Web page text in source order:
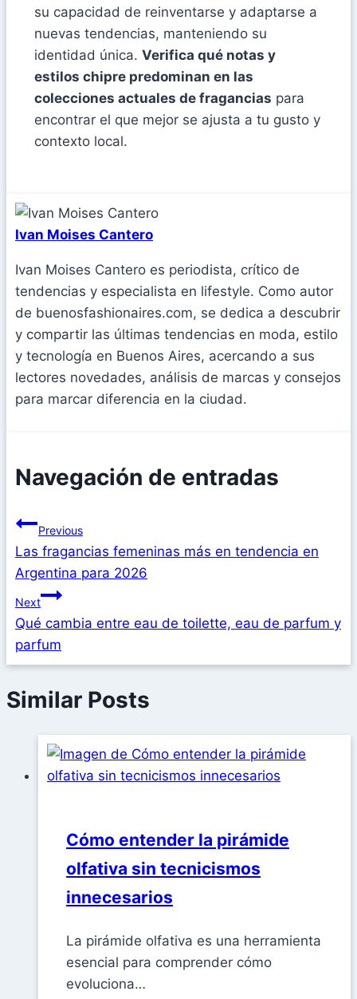
su capacidad de reinventarse y adaptarse a
nuevas tendencias, manteniendo su
identidad única. Verifica qué notas y
estilos chipre predominan en las
colecciones actuales de fragancias para
encontrar el que mejor se ajusta a tu gusto y
contexto local.
Ivan Moises Cantero
Ivan Moises Cantero es periodista, crítico de
tendencias y especialista en lifestyle. Como autor
de buenosfashionaires.com, se dedica a descubrir
y compartir las últimas tendencias en moda, estilo
y tecnología en Buenos Aires, acercando a sus
lectores novedades, análisis de marcas y consejos
para marcar diferencia en la ciudad.
Navegación de entradas
Previous
Las fragancias femeninas más en tendencia en
Argentina para 2026
Next
Qué cambia entre eau de toilette, eau de parfum y
parfum
Similar Posts
Cómo entender la pirámide
olfativa sin tecnicismos
innecesarios
La pirámide olfativa es una herramienta
esencial para comprender cómo
evoluciona…